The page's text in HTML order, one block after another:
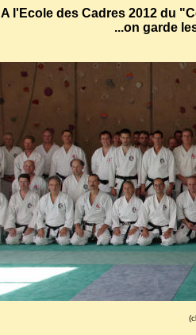
A l'Ecole des Cadres 2012 du
...on garde